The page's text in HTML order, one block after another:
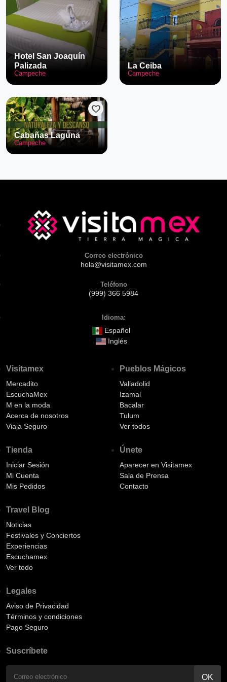
Hotel San Joaquín
Palizada
Campeche
La Ceiba
Campeche
favorite
Cabañas Laguna
Campeche
Correo electrónico
hola@visitamex.com
Teléfono
(999) 366 5984
Idioma:
Español
Inglés
Visitamex
Mercadito
EscuchaMex
M en la moda
Acerca de nosotros
Viaja Seguro
Tienda
Iniciar Sesión
Mi Cuenta
Mis Pedidos
Pueblos Mágicos
Valladolid
Izamal
Bacalar
Tulum
Ver todos
Únete
Aparecer en Visitamex
Sala de Prensa
Contacto
Travel Blog
Noticias
Festivales y Conciertos
Experiencias
Escuchamex
Ver todo
Legales
Aviso de Privacidad
Términos y condiciones
Pago Seguro
Suscríbete